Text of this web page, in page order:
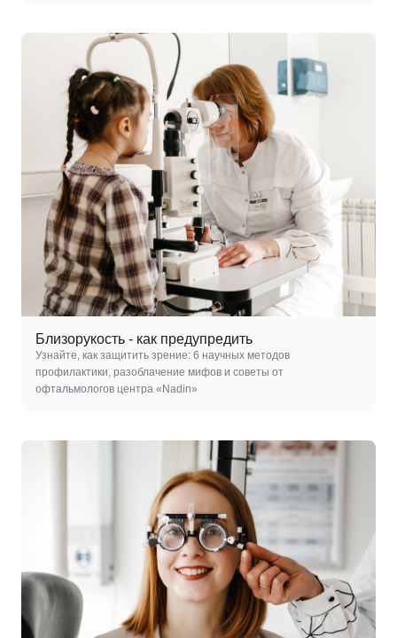
Близорукость - как предупредить
Узнайте, как защитить зрение: 6 научных методов
профилактики, разоблачение мифов и советы от
офтальмологов центра «Nadin»